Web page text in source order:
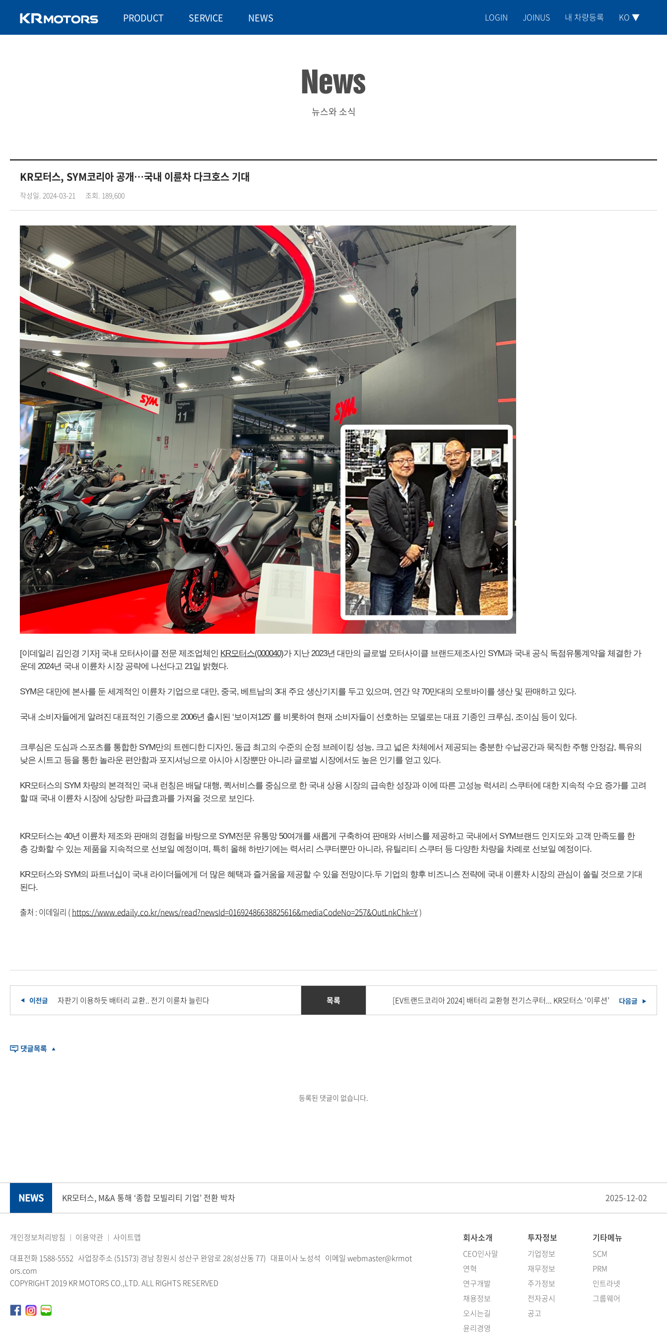
PRODUCT SERVICE NEWS LOGIN JOINUS 내 차량등록 KO ▼
뉴스와 소식
KR모터스, SYM코리아 공개…국내 이륜차 다크호스 기대
작성일. 2024-03-21 조회. 189,600
[이데일리 김인경 기자] 국내 모터사이클 전문 제조업체인 KR모터스(000040)가 지난 2023년 대만의 글로벌 모터사이클 브랜드제조사인 SYM과 국내 공식 독점유통계약을 체결한 가
운데 2024년 국내 이륜차 시장 공략에 나선다고 21일 밝혔다.
SYM은 대만에 본사를 둔 세계적인 이륜차 기업으로 대만, 중국, 베트남의 3대 주요 생산기지를 두고 있으며, 연간 약 70만대의 오토바이를 생산 및 판매하고 있다.
국내 소비자들에게 알려진 대표적인 기종으로 2006년 출시된 ‘보이져125’ 를 비롯하여 현재 소비자들이 선호하는 모델로는 대표 기종인 크루심, 조이심 등이 있다.
크루심은 도심과 스포츠를 통합한 SYM만의 트렌디한 디자인, 동급 최고의 수준의 순정 브레이킹 성능, 크고 넓은 차체에서 제공되는 충분한 수납공간과 묵직한 주행 안정감, 특유의
낮은 시트고 등을 통한 놀라운 편안함과 포지셔닝으로 아시아 시장뿐만 아니라 글로벌 시장에서도 높은 인기를 얻고 있다.
KR모터스의 SYM 차량의 본격적인 국내 런칭은 배달 대행, 퀵서비스를 중심으로 한 국내 상용 시장의 급속한 성장과 이에 따른 고성능 럭셔리 스쿠터에 대한 지속적 수요 증가를 고려
할 때 국내 이륜차 시장에 상당한 파급효과를 가져올 것으로 보인다.
KR모터스는 40년 이륜차 제조와 판매의 경험을 바탕으로 SYM전문 유통망 50여개를 새롭게 구축하여 판매와 서비스를 제공하고 국내에서 SYM브랜드 인지도와 고객 만족도를 한
층 강화할 수 있는 제품을 지속적으로 선보일 예정이며, 특히 올해 하반기에는 력서리 스쿠터뿐만 아니라, 유틸리티 스쿠터 등 다양한 차량을 차례로 선보일 예정이다.
KR모터스와 SYM의 파트너십이 국내 라이더들에게 더 많은 혜택과 즐거움을 제공할 수 있을 전망이다.두 기업의 향후 비즈니스 전략에 국내 이륜차 시장의 관심이 쏠릴 것으로 기대
된다.
출처 : 이데일리 (https://www.edaily.co.kr/news/read?newsId=01692486638825616&mediaCodeNo=257&OutLnkChk=Y)
자판기 이용하듯 배터리 교환.. 전기 이륜차 늘린다 목록 [EV트랜드코리아 2024] 배터리 교환형 전기스쿠터... KR모터스 ‘이루션’
등록된 댓글이 없습니다.
NEWS KR모터스, M&A 통해 ‘종합 모빌리티 기업’ 전환 박차 2025-12-02
개인정보처리방침 이용약관
사이트맵
대표전화 1588-5552 사업장주소 (51573) 경남 창원시 성산구 완암로 28(성산동 77) 대표이사 노성석 이메일 webmaster@krmot
ors.com
COPYRIGHT 2019 KR MOTORS CO.,LTD. ALL RIGHTS RESERVED
회사소개
CEO인사말
연혁
연구개발
채용정보
오시는길
윤리경영
투자정보
기업정보
재무정보
주가정보
전자공시
공고
기타메뉴
SCM
PRM
인트라넷
그룹웨어